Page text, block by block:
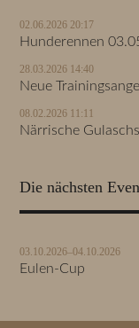
02.06.2026 20:17
Hunderennen
28.03.2026 14:40
Neue
08.02.2026 11:11
Närrische
Die nächsten
03.10.2026–04.10.2026
Eulen-Cup